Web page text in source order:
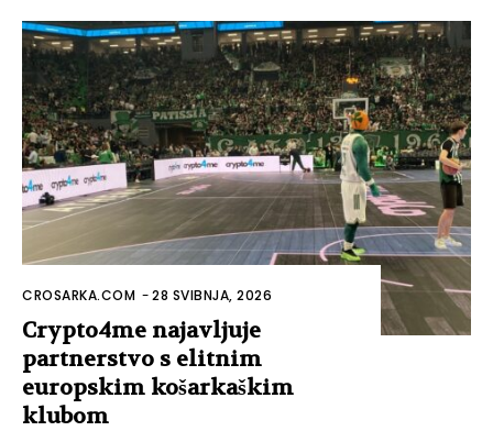
CROSARKA.COM -28 SVIBNJA, 2026
Crypto4me najavljuje
partnerstvo s elitnim
europskim košarkaškim
klubom